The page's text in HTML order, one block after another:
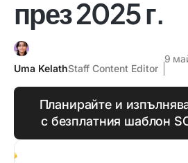
през 2025 г.
Uma KelathStaff Content Editor
9
Планирайте и
с безплатния шаблон